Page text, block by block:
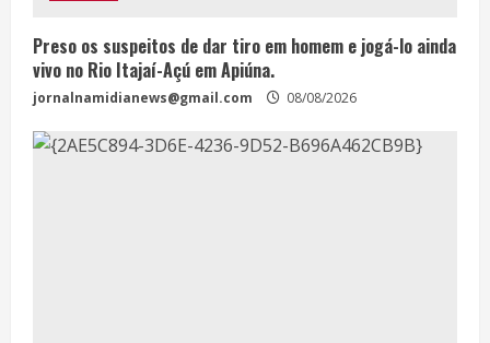
Preso os suspeitos de dar tiro em homem e jogá-lo ainda
vivo no Rio Itajaí-Açú em Apiúna.
jornalnamidianews@gmail.com 08/08/2026